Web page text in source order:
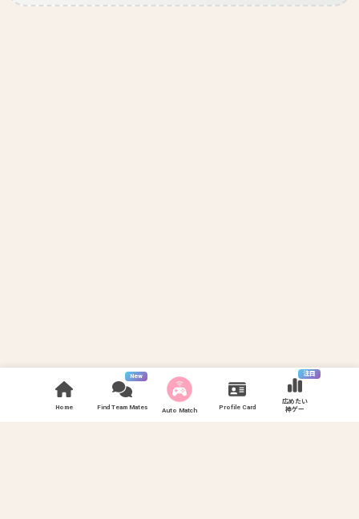
Home
New
Find Team Mates Auto Match Profile Card
注目
広めたい
神ゲー